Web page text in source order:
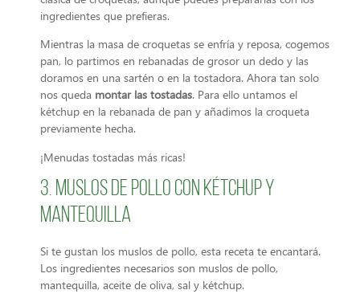
ingredientes que prefieras.
Mientras la masa de croquetas se enfría y reposa, cogemos
pan, lo partimos en rebanadas de grosor un dedo y las
doramos en una sartén o en la tostadora. Ahora tan solo
nos queda montar las tostadas. Para ello untamos el
kétchup en la rebanada de pan y añadimos la croqueta
previamente hecha.
¡Menudas tostadas más ricas!
3. Muslos de pollo con kétchup y
mantequilla
Si te gustan los muslos de pollo, esta receta te encantará.
Los ingredientes necesarios son muslos de pollo,
mantequilla, aceite de oliva, sal y kétchup.